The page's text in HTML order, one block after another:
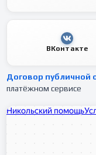
ВКонтакте
Договор публичной
платёжном сервисе